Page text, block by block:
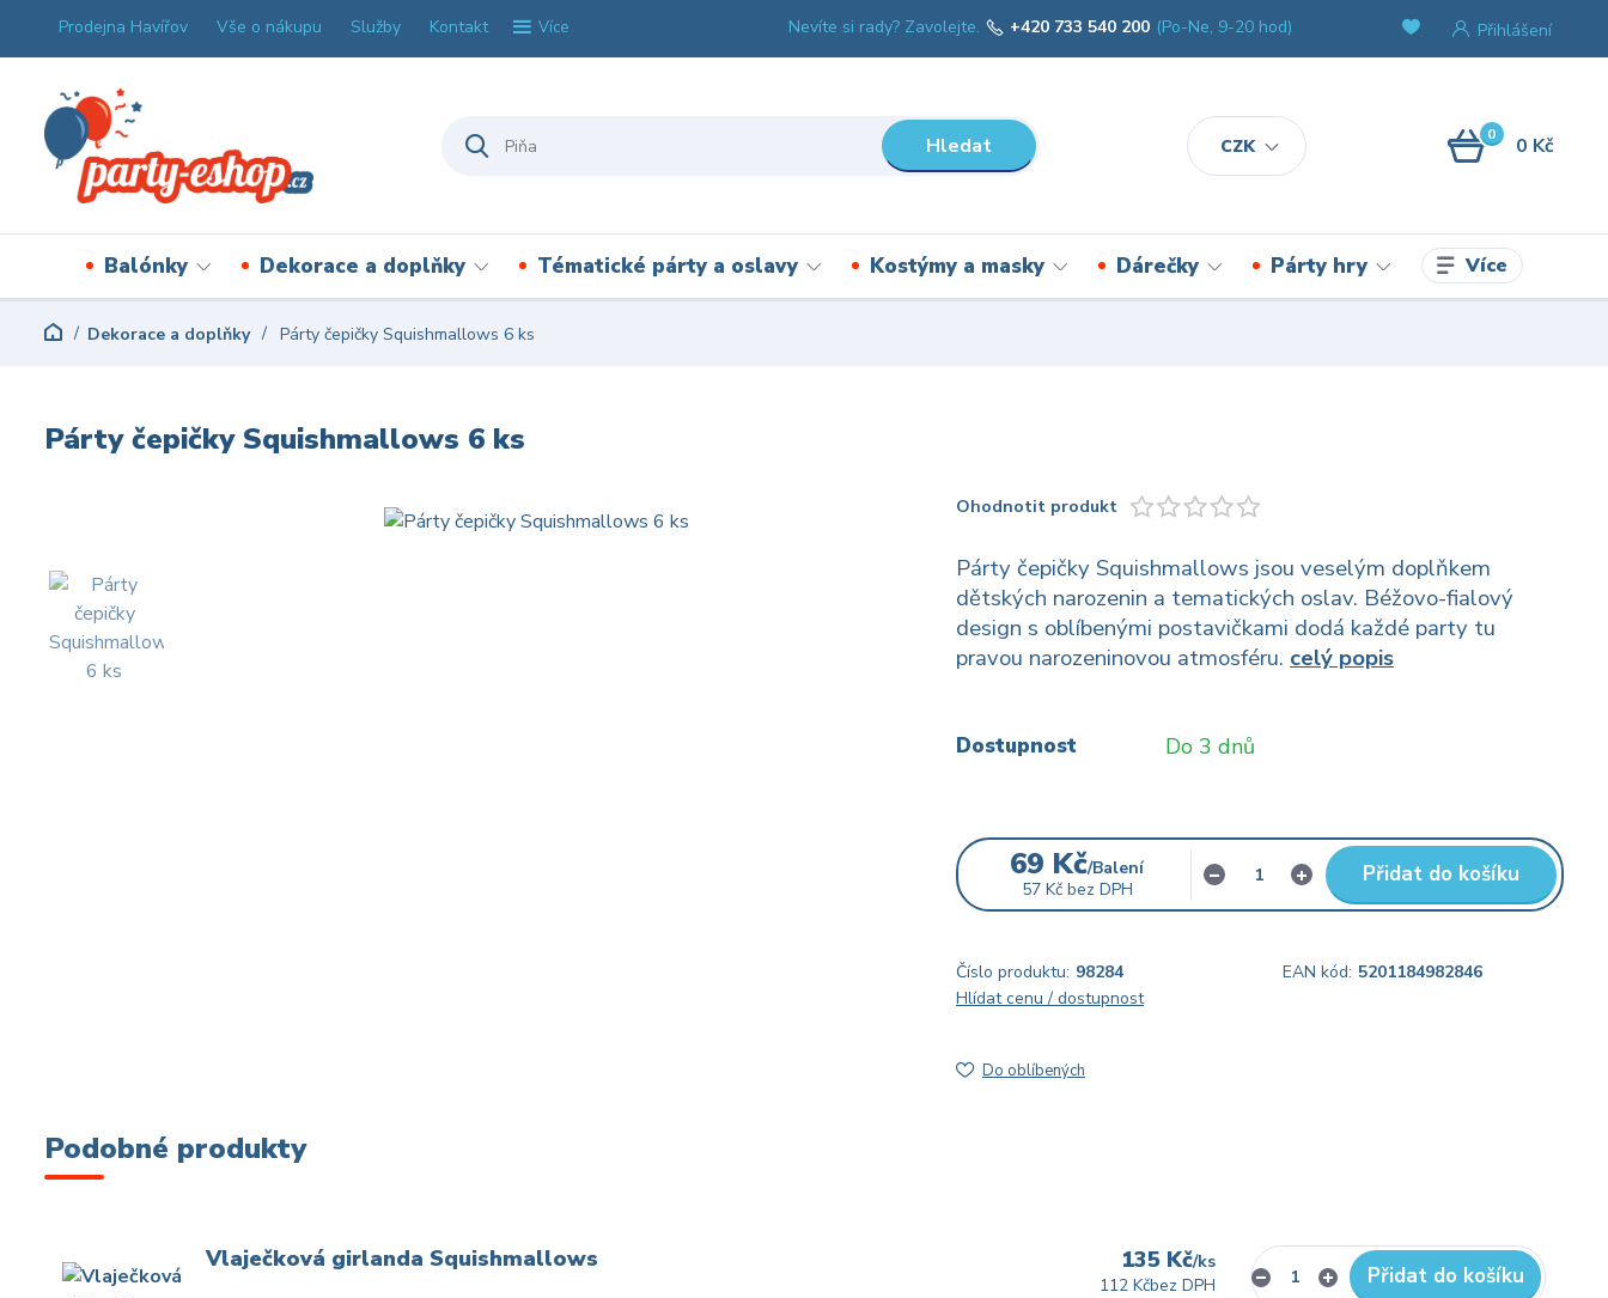
Prodejna Havířov Vše o nákupu Služby Kontakt Více
CZK
Přihlášení
Hledat
Nevíte si rady? Zavolejte. +420 733 540 200 (Po-Ne, 9-20 hod)
0 0 Kč
Balónky Dekorace a doplňky Tématické párty a oslavy Kostýmy a masky Dárečky Párty hry Více
Dekorace a doplňky Párty čepičky Squishmallows 6 ks
Párty čepičky Squishmallows 6 ks
Ohodnotit produkt
Párty čepičky Squishmallows jsou veselým doplňkem
dětských narozenin a tematických oslav. Béžovo-fialový
design s oblíbenými postavičkami dodá každé party tu
pravou narozeninovou atmosféru. celý popis
Dostupnost Do 3 dnů
69 Kč/Balení
57 Kč bez DPH
Přidat do košíku
Číslo produktu: 98284 EAN kód: 5201184982846
Hlídat cenu / dostupnost
Do oblíbených
Podobné produkty
Vlaječková girlanda Squishmallows 135 Kč/ks
112 Kčbez DPH Přidat do košíku